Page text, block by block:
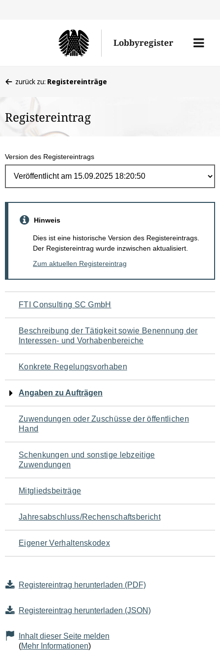
Lobbyregister
Menü
befinden
hier:
zurück zu: Registereinträge
Registereintrag
Version des Registereintrags
Hinweis
Dies ist eine historische Version des Registereintrags.
Der Registereintrag wurde inzwischen aktualisiert.
Zum aktuellen Registereintrag
Navigation
für
den
Seiteninhalt
FTI Consulting SC GmbH
Beschreibung der Tätigkeit sowie Benennung der
Interessen- und Vorhabenbereiche
Konkrete Regelungsvorhaben
Angaben zu Aufträgen
Zuwendungen oder Zuschüsse der öffentlichen
Hand
Schenkungen und sonstige lebzeitige
Zuwendungen
Mitgliedsbeiträge
Jahresabschluss/Rechenschaftsbericht
Eigener Verhaltenskodex
Registereintrag herunterladen (PDF)
Registereintrag herunterladen (JSON)
Inhalt dieser Seite melden
(Mehr Informationen)